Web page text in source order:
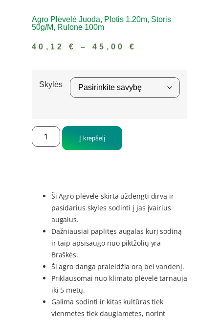
Agro Plėvelė Juoda, Plotis 1.20m, Storis
50g/m, Rulone 100m
40,12€ – 45,00€
Skylės
Į krepšelį
Ši Agro plėvelė skirta uždengti dirvą ir
pasidarius skyles sodinti į jas įvairius
augalus.
Dažniausiai paplitęs augalas kurį sodiną
ir taip apsisaugo nuo piktžolių yra
Braškės.
Ši agro danga praleidžia orą bei vandenį.
Priklausomai nuo klimato plėvelė tarnauja
iki 5 metų.
Galima sodinti ir kitas kultūras tiek
vienmetes tiek daugiametes, norint